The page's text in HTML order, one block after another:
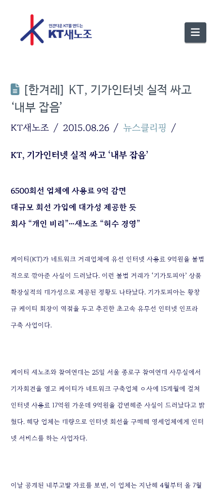
[한겨레] KT, 기가인터넷 실적 싸고
‘내부 잡음’
KT새노조 2015.08.26 뉴스클리핑
KT, 기가인터넷 실적 싸고 ‘내부 잡음’
6500회선 업체에 사용료 9억 감면
대규모 회선 가입에 대가성 제공한 듯
회사 “개인 비리”…새노조 “허수 경영”
케이티(KT)가 네트워크 거래업체에 유선 인터넷 사용료 9억원을 불법
적으로 깎아준 사실이 드러났다. 이런 불법 거래가 ‘기가토피아’ 상품
확장실적의 대가성으로 제공된 정황도 나타났다. 기가토피아는 황창
규 케이티 회장이 역점을 두고 추진한 초고속 유무선 인터넷 인프라
구축 사업이다.
케이티 새노조와 참여연대는 25일 서울 종로구 참여연대 사무실에서
기자회견을 열고 케이티가 네트워크 구축업체 ㅇ사에 15개월에 걸쳐
인터넷 사용료 17억원 가운데 9억원을 감면해준 사실이 드러났다고 밝
혔다. 해당 업체는 대량으로 인터넷 회선을 구매해 영세업체에게 인터
넷 서비스를 하는 사업자다.
이날 공개된 내부고발 자료를 보면, 이 업체는 지난해 4월부터 올 7월